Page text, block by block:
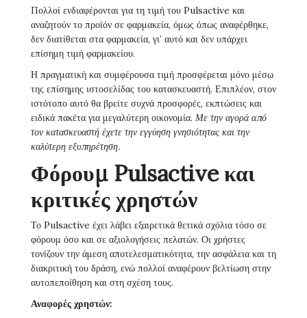
Πολλοί ενδιαφέρονται για τη τιμή του Pulsactive και
αναζητούν το προϊόν σε φαρμακεία, όμως όπως αναφέρθηκε,
δεν διατίθεται στα φαρμακεία, γι’ αυτό και δεν υπάρχει
επίσημη τιμή φαρμακείου.
Η πραγματική και συμφέρουσα τιμή προσφέρεται μόνο μέσω
της επίσημης ιστοσελίδας του κατασκευαστή. Επιπλέον, στον
ιστότοπο αυτό θα βρείτε συχνά προσφορές, εκπτώσεις και
ειδικά πακέτα για μεγαλύτερη οικονομία. Με την αγορά από
τον κατασκευαστή έχετε την εγγύηση γνησιότητας και την
καλύτερη εξυπηρέτηση.
Φόρουμ Pulsactive και
κριτικές χρηστών
Το Pulsactive έχει λάβει εξαιρετικά θετικά σχόλια τόσο σε
φόρουμ όσο και σε αξιολογήσεις πελατών. Οι χρήστες
τονίζουν την άμεση αποτελεσματικότητα, την ασφάλεια και τη
διακριτική του δράση, ενώ πολλοί αναφέρουν βελτίωση στην
αυτοπεποίθηση και στη σχέση τους.
Αναφορές χρηστών: